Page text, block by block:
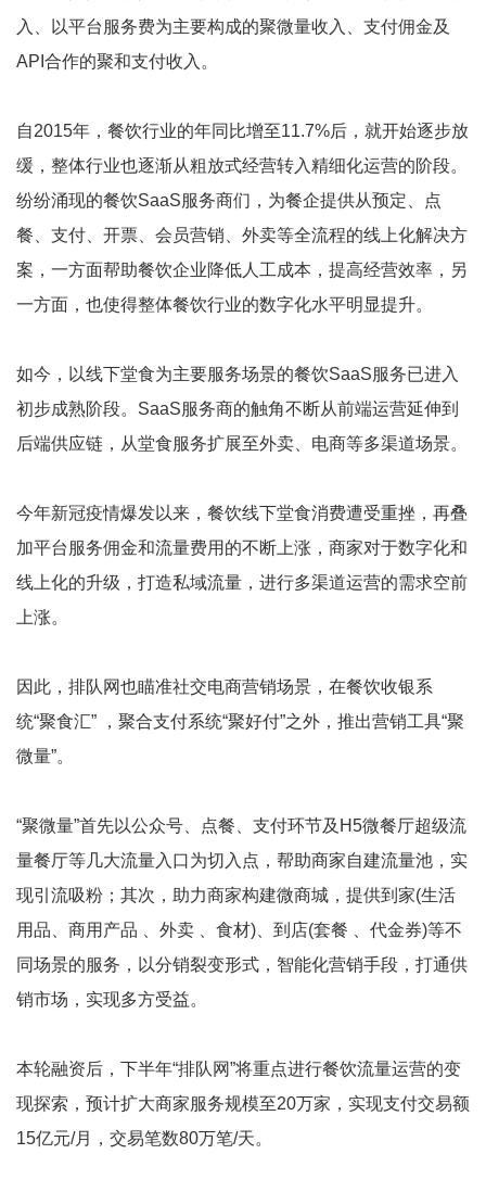
入、以平台服务费为主要构成的聚微量收入、支付佣金及
API合作的聚和支付收入。
自2015年，餐饮行业的年同比增至11.7%后，就开始逐步放
缓，整体行业也逐渐从粗放式经营转入精细化运营的阶段。
纷纷涌现的餐饮SaaS服务商们，为餐企提供从预定、点
餐、支付、开票、会员营销、外卖等全流程的线上化解决方
案，一方面帮助餐饮企业降低人工成本，提高经营效率，另
一方面，也使得整体餐饮行业的数字化水平明显提升。
如今，以线下堂食为主要服务场景的餐饮SaaS服务已进入
初步成熟阶段。SaaS服务商的触角不断从前端运营延伸到
后端供应链，从堂食服务扩展至外卖、电商等多渠道场景。
今年新冠疫情爆发以来，餐饮线下堂食消费遭受重挫，再叠
加平台服务佣金和流量费用的不断上涨，商家对于数字化和
线上化的升级，打造私域流量，进行多渠道运营的需求空前
上涨。
因此，排队网也瞄准社交电商营销场景，在餐饮收银系
统“聚食汇” ，聚合支付系统“聚好付”之外，推出营销工具“聚
微量”。
“聚微量”首先以公众号、点餐、支付环节及H5微餐厅超级流
量餐厅等几大流量入口为切入点，帮助商家自建流量池，实
现引流吸粉；其次，助力商家构建微商城，提供到家(生活
用品、商用产品 、外卖 、⻝材)、到店(套餐 、代金券)等不
同场景的服务，以分销裂变形式，智能化营销手段，打通供
销市场，实现多方受益。
本轮融资后，下半年“排队网”将重点进行餐饮流量运营的变
现探索，预计扩大商家服务规模至20万家，实现支付交易额
15亿元/月，交易笔数80万笔/天。